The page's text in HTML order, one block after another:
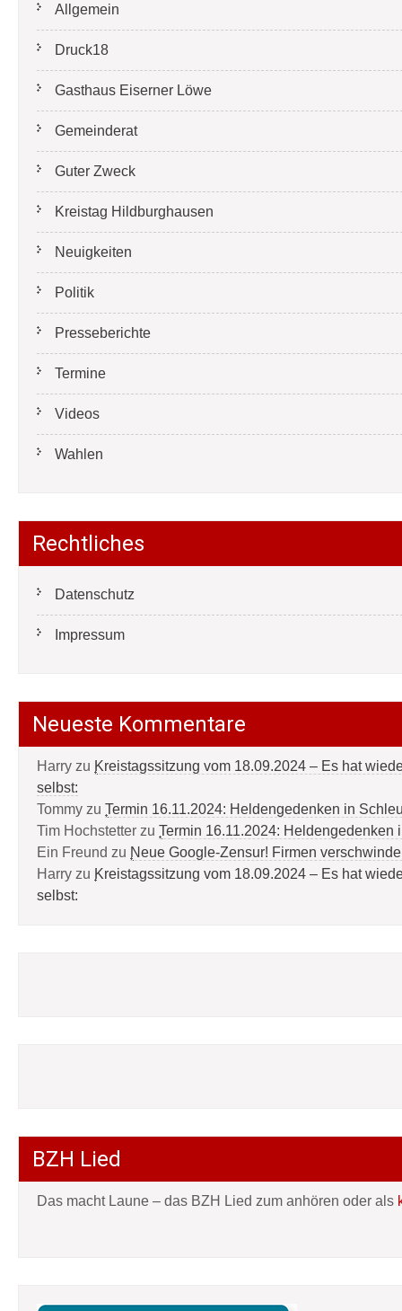
Allgemein
Druck18
Gasthaus Eiserner Löwe
Gemeinderat
Guter Zweck
Kreistag Hildburghausen
Neuigkeiten
Politik
Presseberichte
Termine
Videos
Wahlen
Rechtliches
Datenschutz
Impressum
Neueste Kommentare
Harry zu Kreistagssitzung vom 18.09.2024 – Es hat
selbst:
Tommy zu Termin 16.11.2024: Heldengedenken in
Tim Hochstetter zu Termin 16.11.2024: Heldengedenken
Ein Freund zu Neue Google-Zensur! Firmen
Harry zu Kreistagssitzung vom 18.09.2024 – Es hat
selbst:
BZH Lied
Das macht Laune – das BZH Lied zum anhören oder als